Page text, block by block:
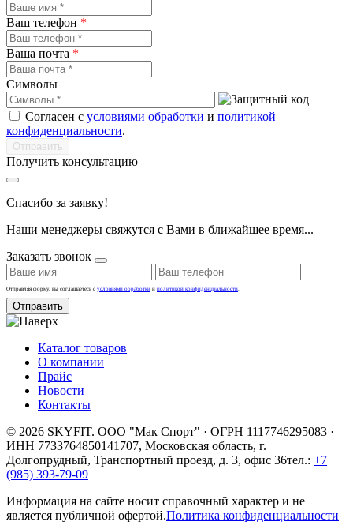
Ваш телефон *
Ваша почта *
Символы
Согласен с условиями обработки и политикой
конфиденциальности.
Получить консультацию
Спасибо за заявку!
Наши менеджеры свяжутся с Вами в ближайшее время...
Заказать звонок
Отправляя форму, вы соглашаетесь с условиями обработки и политикой конфиденциальности.
Отправить
Каталог товаров
О компании
Прайс
Новости
Контакты
© 2026 SKYFIT. ООО "Мак Спорт" · ОГРН 1117746295083 ·
ИНН 7733764850141707, Московская область, г.
Долгопрудный, Транспортный проезд, д. 3, офис 36тел.: +7
(985) 393-79-09
Информация на сайте носит справочный характер и не
является публичной офертой.Политика конфиденциальности